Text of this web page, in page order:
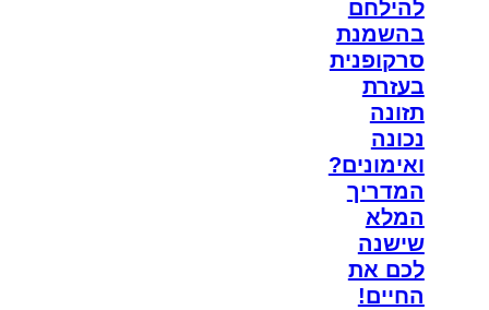
להילחם
בהשמנת
סרקופנית
בעזרת
תזונה
נכונה
ואימונים?
המדריך
המלא
שישנה
לכם את
החיים!